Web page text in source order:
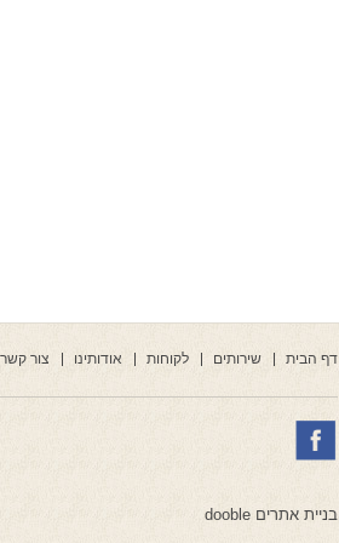
דף הבית שירותים לקוחות אודותינו צור קשר
בניית אתרים dooble